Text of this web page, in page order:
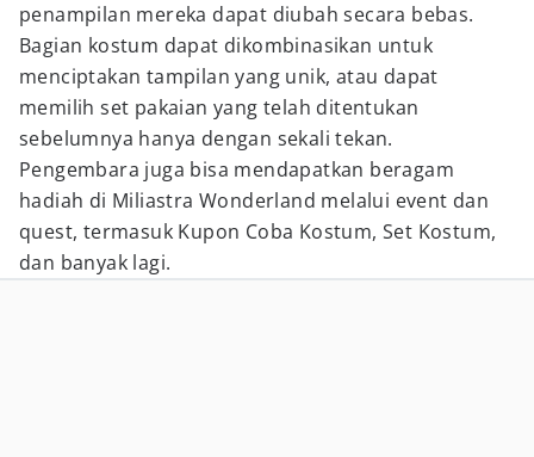
penampilan mereka dapat diubah secara bebas.
Bagian kostum dapat dikombinasikan untuk
menciptakan tampilan yang unik, atau dapat
memilih set pakaian yang telah ditentukan
sebelumnya hanya dengan sekali tekan.
Pengembara juga bisa mendapatkan beragam
hadiah di Miliastra Wonderland melalui event dan
quest, termasuk Kupon Coba Kostum, Set Kostum,
dan banyak lagi.